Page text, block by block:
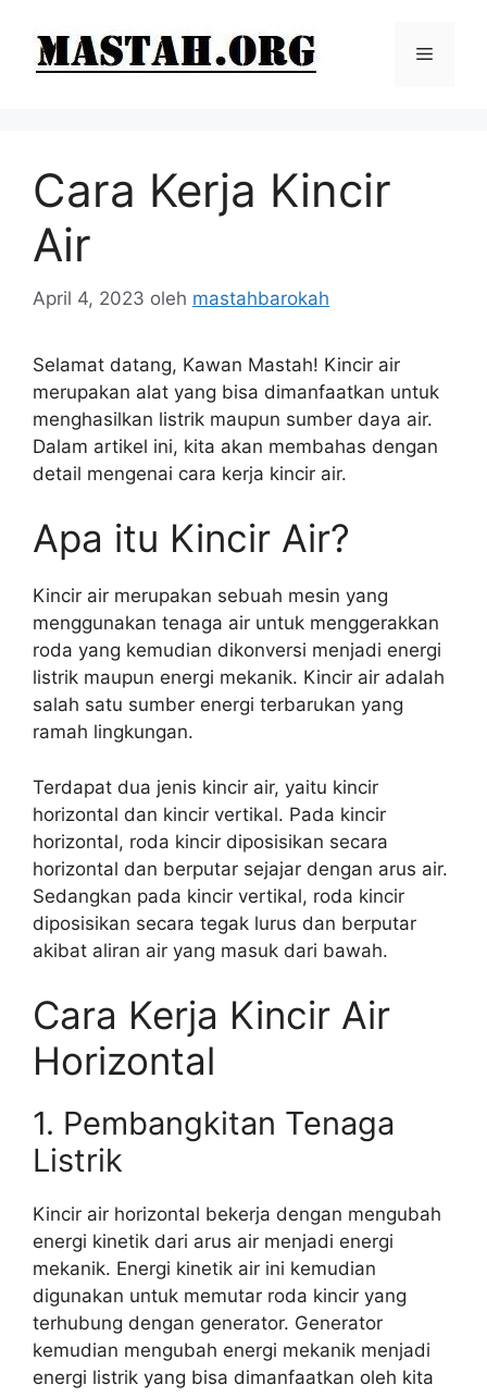
Menu
Cara Kerja Kincir
Air
April 4, 2023 oleh mastahbarokah
Selamat datang, Kawan Mastah! Kincir air
merupakan alat yang bisa dimanfaatkan untuk
menghasilkan listrik maupun sumber daya air.
Dalam artikel ini, kita akan membahas dengan
detail mengenai cara kerja kincir air.
Apa itu Kincir Air?
Kincir air merupakan sebuah mesin yang
menggunakan tenaga air untuk menggerakkan
roda yang kemudian dikonversi menjadi energi
listrik maupun energi mekanik. Kincir air adalah
salah satu sumber energi terbarukan yang
ramah lingkungan.
Terdapat dua jenis kincir air, yaitu kincir
horizontal dan kincir vertikal. Pada kincir
horizontal, roda kincir diposisikan secara
horizontal dan berputar sejajar dengan arus air.
Sedangkan pada kincir vertikal, roda kincir
diposisikan secara tegak lurus dan berputar
akibat aliran air yang masuk dari bawah.
Cara Kerja Kincir Air
Horizontal
1. Pembangkitan Tenaga
Listrik
Kincir air horizontal bekerja dengan mengubah
energi kinetik dari arus air menjadi energi
mekanik. Energi kinetik air ini kemudian
digunakan untuk memutar roda kincir yang
terhubung dengan generator. Generator
kemudian mengubah energi mekanik menjadi
energi listrik yang bisa dimanfaatkan oleh kita